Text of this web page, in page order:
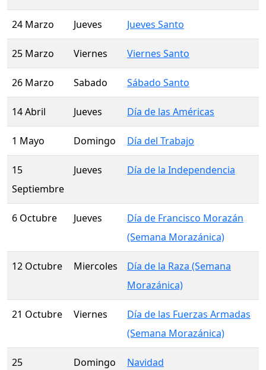
24 Marzo Jueves Jueves Santo
25 Marzo Viernes Viernes Santo
26 Marzo Sabado Sábado Santo
14 Abril Jueves Día de las Américas
1 Mayo Domingo Día del Trabajo
15
Septiembre
Jueves Día de la Independencia
6 Octubre Jueves
Día de Francisco Morazán
(Semana Morazánica)
12 Octubre Miercoles
Día de la Raza (Semana
Morazánica)
21 Octubre Viernes
Día de las Fuerzas Armadas
(Semana Morazánica)
25
Domingo Navidad